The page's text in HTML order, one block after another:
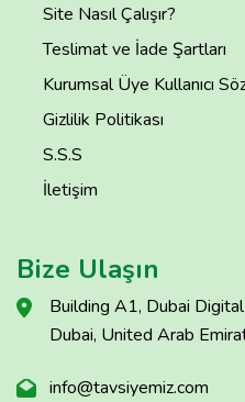
Site Nasıl Çalışır?
Teslimat ve İade Şartları
Kurumsal Üye Kullanıcı
Gizlilik Politikası
S.S.S
İletişim
Bize Ulaşın
Building A1, Dubai
Dubai, United Arab
info@tavsiyemiz.com